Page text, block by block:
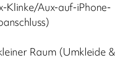
Klinke/Aux-auf-iPhone-
Raum (Umkleide &